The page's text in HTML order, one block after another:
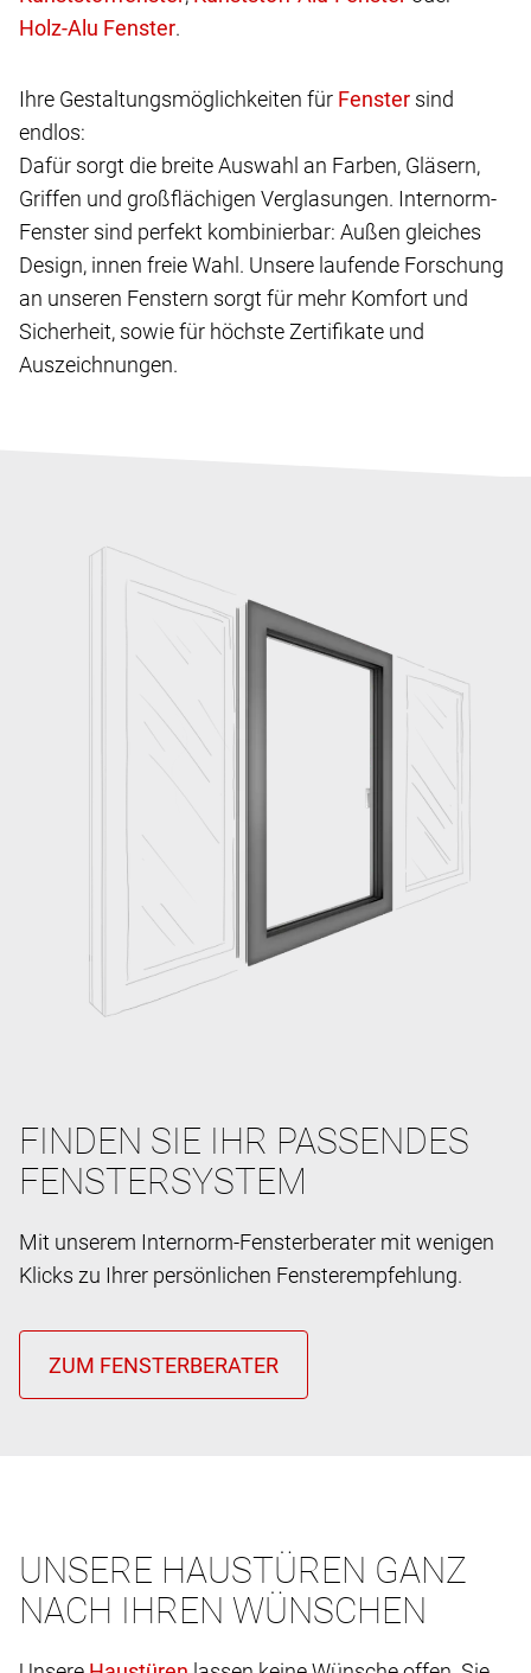
.
Ihre Gestaltungsmöglichkeiten für
sind
endlos:
Dafür sorgt die breite Auswahl an Farben, Gläsern,
Griffen und großflächigen Verglasungen. Internorm-
Fenster sind perfekt kombinierbar: Außen gleiches
Design, innen freie Wahl. Unsere laufende Forschung
an unseren Fenstern sorgt für mehr Komfort und
Sicherheit, sowie für höchste Zertifikate und
Auszeichnungen.
FINDEN SIE IHR PASSENDES
FENSTERSYSTEM
Mit unserem Internorm-Fensterberater mit wenigen
Klicks zu Ihrer persönlichen Fensterempfehlung.
UNSERE HAUSTÜREN GANZ
NACH IHREN WÜNSCHEN